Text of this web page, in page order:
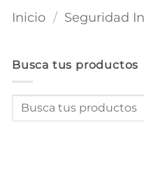
Inicio / Seguridad
Busca tus productos